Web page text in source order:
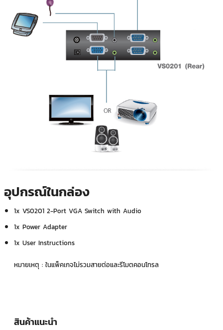
อุปกรณ์ในกล่อง
1x VS0201 2-Port VGA Switch with Audio
1x Power Adapter
1x User Instructions
หมายเหตุ : ในแพ็คเกจไม่รวมสายต่อและรีโมตคอนโทรล
สินค้าแนะนำ